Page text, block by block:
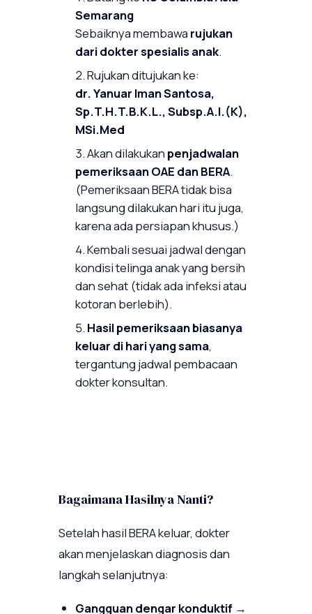
Semarang
Sebaiknya membawa rujukan
dari dokter spesialis anak.
Rujukan ditujukan ke:
dr. Yanuar Iman Santosa,
Sp.T.H.T.B.K.L., Subsp.A.I.(K),
MSi.Med
Akan dilakukan penjadwalan
pemeriksaan OAE dan BERA.
(Pemeriksaan BERA tidak bisa
langsung dilakukan hari itu juga,
karena ada persiapan khusus.)
Kembali sesuai jadwal dengan
kondisi telinga anak yang bersih
dan sehat (tidak ada infeksi atau
kotoran berlebih).
Hasil pemeriksaan biasanya
keluar di hari yang sama,
tergantung jadwal pembacaan
dokter konsultan.
Bagaimana Hasilnya Nanti?
Setelah hasil BERA keluar, dokter
akan menjelaskan diagnosis dan
langkah selanjutnya:
Gangguan dengar konduktif →